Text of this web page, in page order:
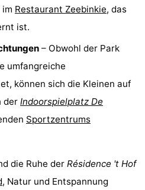
im Restaurant Zeebinkie, das
ist.
– Obwohl der Park
umfangreiche
können sich die Kleinen auf
der Indoorspielplatz De
Sportzentrums
die Ruhe der Résidence 't Hof
, Natur und Entspannung